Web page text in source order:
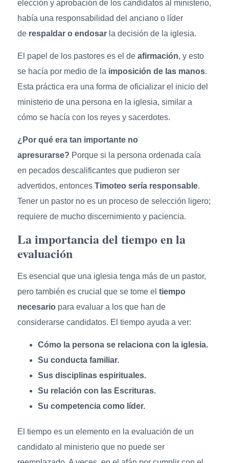
elección y aprobación de los candidatos al ministerio,
había una responsabilidad del anciano o líder
de respaldar o endosarla decisión de la iglesia.
El papel de los pastores es el de afirmación, y esto
se hacía por medio de la imposición de las manos.
Esta práctica era una forma de oficializar el inicio del
ministerio de una persona en la iglesia, similar a
cómo se hacía con los reyes y sacerdotes.
¿Por qué era tan importante no
apresurarse? Porque si la persona ordenada caía
en pecados descalificantes que pudieron ser
advertidos, entonces Timoteo sería responsable.
Tener un pastor no es un proceso de selección ligero;
requiere de mucho discernimiento y paciencia.
La importancia del tiempo en la
evaluación
Es esencial que una iglesia tenga más de un pastor,
pero también es crucial que se tome el tiempo
necesariopara evaluar a los que han de
considerarse candidatos. El tiempo ayuda a ver:
Cómo la persona se relaciona con la iglesia.
Su conducta familiar.
Sus disciplinas espirituales.
Su relación con las Escrituras.
Su competencia como líder.
El tiempo es un elemento en la evaluación de un
candidato al ministerio que no puede ser